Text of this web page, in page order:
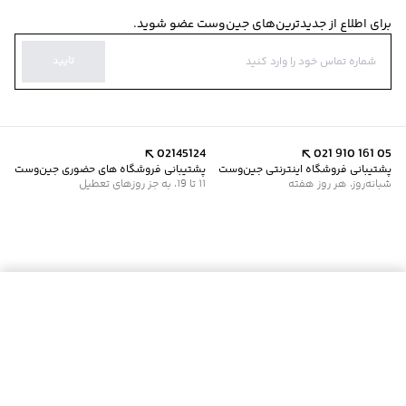
برای اطلاع از جدیدترین‌های جین‌وست عضو شوید.
تایید
021 910 161 05
پشتیبانی فروشگاه اینترنتی جین‌وست
شبانه‌روز، هر روز هفته
02145124
پشتیبانی فروشگاه های حضوری جین‌وست
11 تا 19، به جز روزهای تعطیل